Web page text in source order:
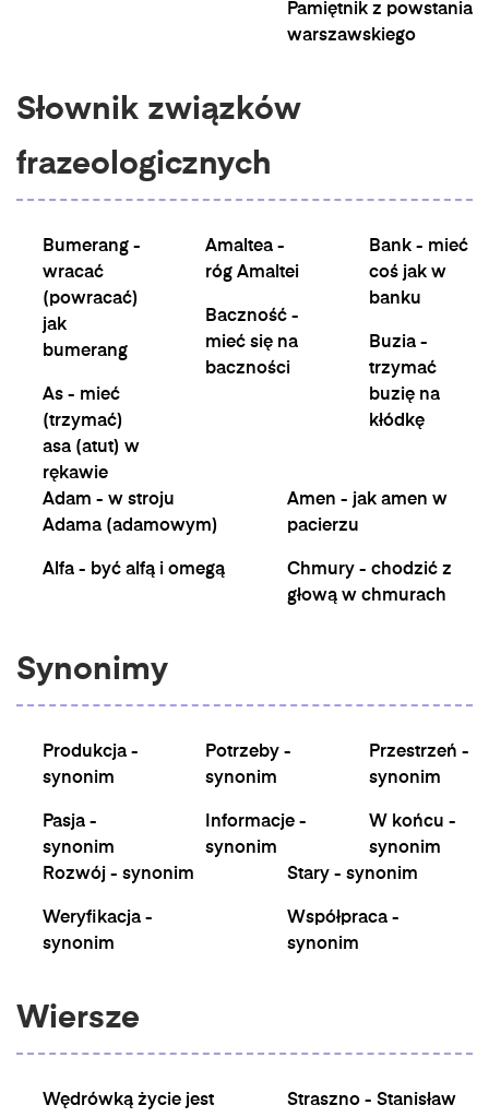
Pamiętnik z powstania
warszawskiego
Słownik związków
frazeologicznych
Bumerang -
wracać
(powracać)
jak
bumerang
As - mieć
(trzymać)
asa (atut) w
rękawie
Amaltea -
róg Amaltei
Baczność -
mieć się na
baczności
Bank - mieć
coś jak w
banku
Buzia -
trzymać
buzię na
kłódkę
Adam - w stroju
Adama (adamowym)
Alfa - być alfą i omegą
Amen - jak amen w
pacierzu
Chmury - chodzić z
głową w chmurach
Synonimy
Produkcja -
synonim
Pasja -
synonim
Potrzeby -
synonim
Informacje -
synonim
Przestrzeń -
synonim
W końcu -
synonim
Rozwój - synonim
Weryfikacja -
synonim
Stary - synonim
Współpraca -
synonim
Wiersze
Wędrówką życie jest
Straszno - Stanisław